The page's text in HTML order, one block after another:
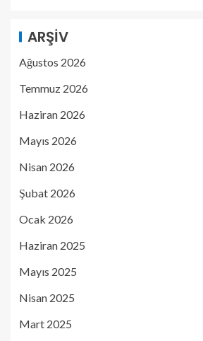
ARŞIV
Ağustos 2026
Temmuz 2026
Haziran 2026
Mayıs 2026
Nisan 2026
Şubat 2026
Ocak 2026
Haziran 2025
Mayıs 2025
Nisan 2025
Mart 2025